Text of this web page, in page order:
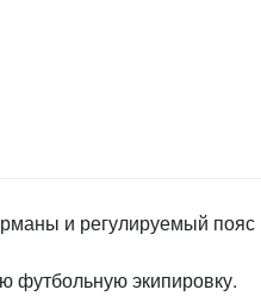
и регулируемый
футбольную экипировку.